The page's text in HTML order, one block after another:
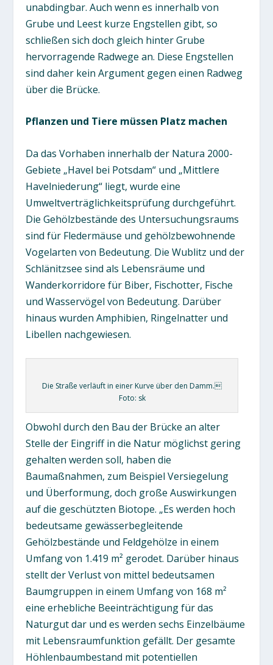
unabdingbar. Auch wenn es innerhalb von
Grube und Leest kurze Engstellen gibt, so
schließen sich doch gleich hinter Grube
hervorragende Radwege an. Diese Engstellen
sind daher kein Argument gegen einen Radweg
über die Brücke.
Pflanzen und Tiere müssen Platz machen
Da das Vorhaben innerhalb der Natura 2000-
Gebiete „Havel bei Potsdam“ und „Mittlere
Havelniederung“ liegt, wurde eine
Umweltverträglichkeitsprüfung durchgeführt.
Die Gehölzbestände des Untersuchungsraums
sind für Fledermäuse und gehölzbewohnende
Vogelarten von Bedeutung. Die Wublitz und der
Schlänitzsee sind als Lebensräume und
Wanderkorridore für Biber, Fischotter, Fische
und Wasservögel von Bedeutung. Darüber
hinaus wurden Amphibien, Ringelnatter und
Libellen nachgewiesen.
Die Straße verläuft in einer Kurve über den Damm.
Foto: sk
Obwohl durch den Bau der Brücke an alter
Stelle der Eingriff in die Natur möglichst gering
gehalten werden soll, haben die
Baumaßnahmen, zum Beispiel Versiegelung
und Überformung, doch große Auswirkungen
auf die geschützten Biotope. „Es werden hoch
bedeutsame gewässerbegleitende
Gehölzbestände und Feldgehölze in einem
Umfang von 1.419 m² gerodet. Darüber hinaus
stellt der Verlust von mittel bedeutsamen
Baumgruppen in einem Umfang von 168 m²
eine erhebliche Beeinträchtigung für das
Naturgut dar und es werden sechs Einzelbäume
mit Lebensraumfunktion gefällt. Der gesamte
Höhlenbaumbestand mit potentiellen